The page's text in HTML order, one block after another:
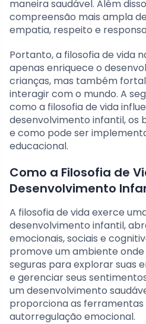
maneira saudável. Além
compreensão mais ampla
empatia, respeito e
Portanto, a filosofia de vida
apenas enriquece o
crianças, mas também
interagir com o mundo. A
como a filosofia de vida
desenvolvimento infantil, os
e como pode ser
educacional.
Como a Filosofia de
Desenvolvimento
A filosofia de vida exerce
desenvolvimento infantil,
emocionais, sociais e
promove um ambiente
seguras para explorar suas
e gerenciar seus
um desenvolvimento
proporciona as ferramentas
autorregulação emocional.